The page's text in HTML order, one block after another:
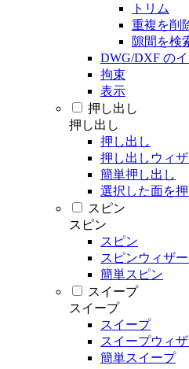
トリム
重複を削
隙間を検
DWG/DXF の
拘束
表示
押し出し
押し出し
押し出し
押し出しウィ
簡単押し出し
選択した面を
スピン
スピン
スピン
スピンウィザ
簡単スピン
スイープ
スイープ
スイープ
スイープウィ
簡単スイープ